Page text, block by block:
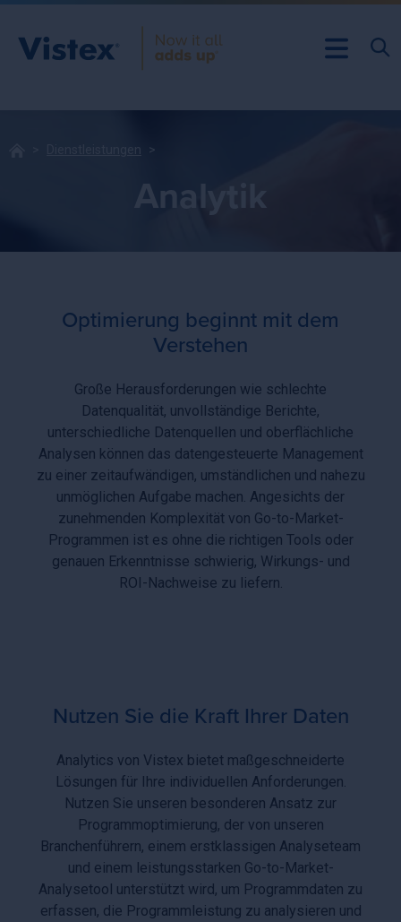
Dienstleistungen
Analytik
Optimierung beginnt mit dem
Verstehen
Große Herausforderungen wie schlechte
Datenqualität, unvollständige Berichte,
unterschiedliche Datenquellen und oberflächliche
Analysen können das datengesteuerte Management
zu einer zeitaufwändigen, umständlichen und nahezu
unmöglichen Aufgabe machen. Angesichts der
zunehmenden Komplexität von Go-to-Market-
Programmen ist es ohne die richtigen Tools oder
genauen Erkenntnisse schwierig, Wirkungs- und
ROI-Nachweise zu liefern.
Nutzen Sie die Kraft Ihrer Daten
Analytics von Vistex bietet maßgeschneiderte
Lösungen für Ihre individuellen Anforderungen.
Nutzen Sie unseren besonderen Ansatz zur
Programmoptimierung, der von unseren
Branchenführern, einem erstklassigen Analyseteam
und einem leistungsstarken Go-to-Market-
Analysetool unterstützt wird, um Programmdaten zu
erfassen, die Programmleistung zu analysieren und